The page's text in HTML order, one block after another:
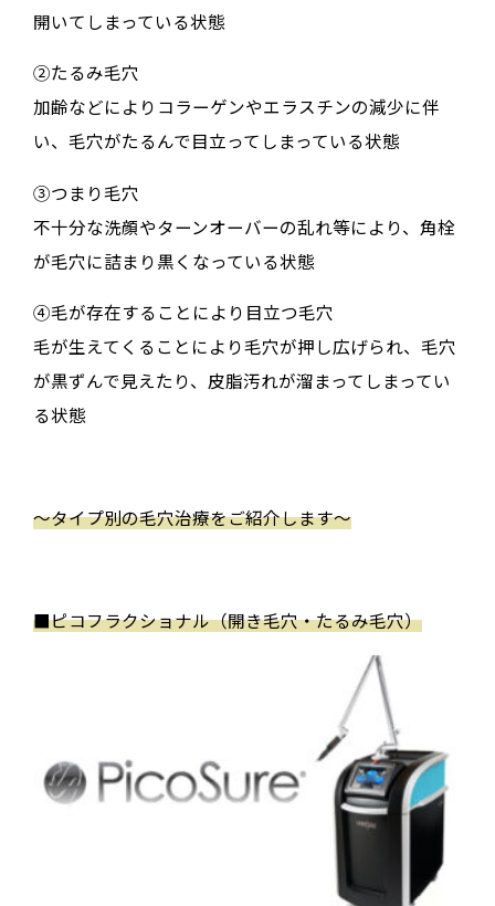
開いてしまっている状態
②たるみ毛穴
加齢などによりコラーゲンやエラスチンの減少に伴
い、毛穴がたるんで目立ってしまっている状態
③つまり毛穴
不十分な洗顔やターンオーバーの乱れ等により、角栓
が毛穴に詰まり黒くなっている状態
④毛が存在することにより目立つ毛穴
毛が生えてくることにより毛穴が押し広げられ、毛穴
が黒ずんで見えたり、皮脂汚れが溜まってしまってい
る状態
〜タイプ別の毛穴治療をご紹介します〜
■ピコフラクショナル（開き毛穴・たるみ毛穴）